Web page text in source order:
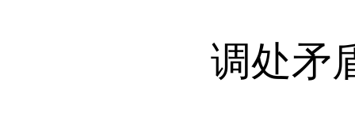
调处矛